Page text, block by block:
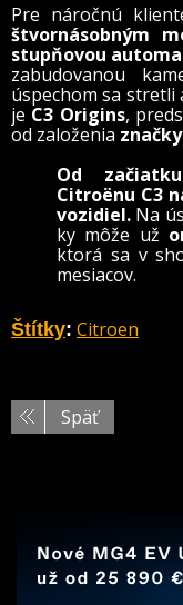
Pre náročnú
štvornásobným
stupňovou
zabudovanou
úspechom sa stretli
je C3 Origins,
od založenia
Od
Citroënu C3
vozidiel. Na
ky môže už
ktorá sa v
mesiacov.
Štítky: Citroen
Späť